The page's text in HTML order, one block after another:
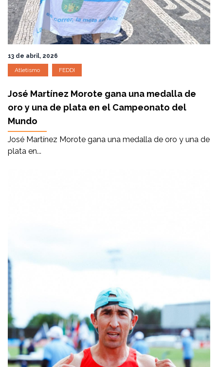
13 de abril, 2026
Atletismo FEDDI
José Martínez Morote gana una medalla de
oro y una de plata en el Campeonato del
Mundo
José Martínez Morote gana una medalla de oro y una de
plata en...